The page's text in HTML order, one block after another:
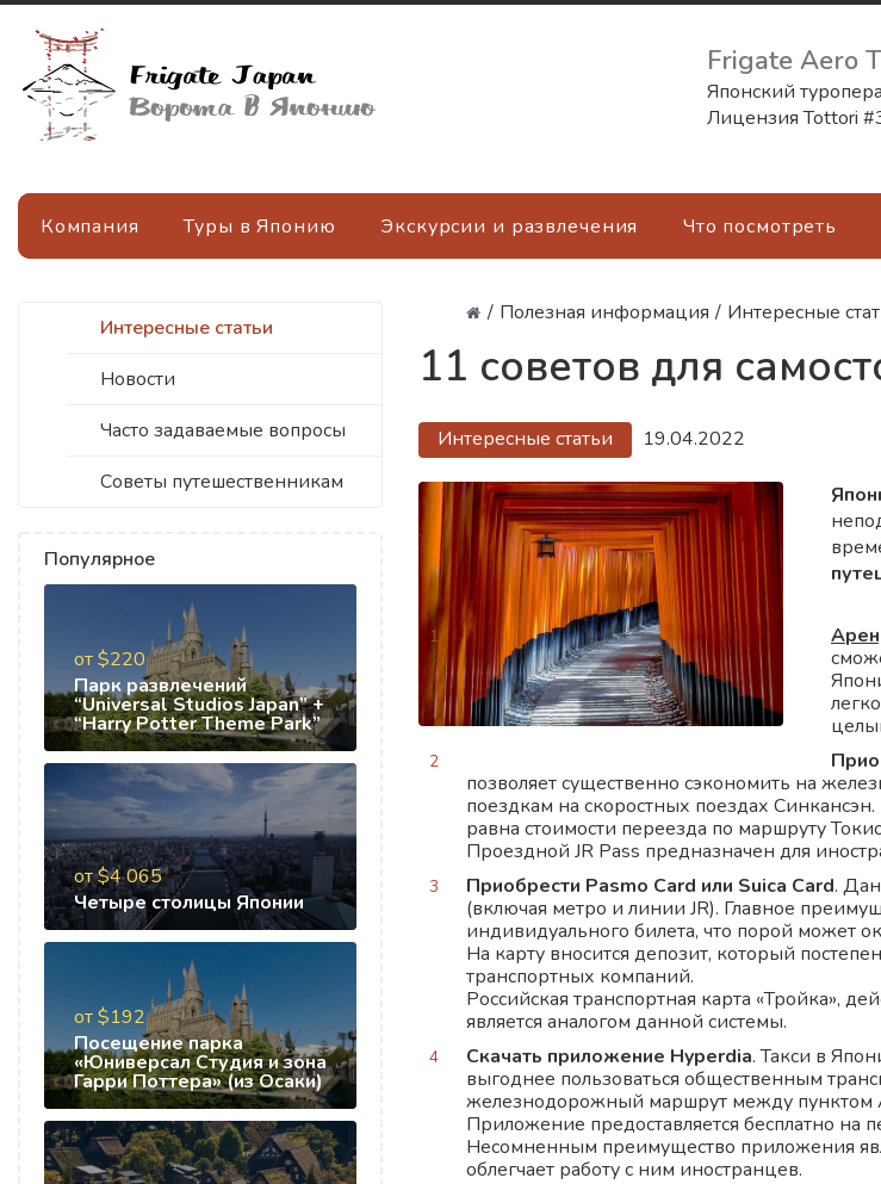
Frigate Aero
Японский
Лицензия Tottori
Компания Туры в Японию Экскурсии и развлечения Что посмотреть
/ Полезная информация / Интересные
11 советов для
Интересные статьи
Новости
Часто задаваемые вопросы
Советы путешественникам
Популярное
от $220
Парк развлечений
“Universal Studios Japan” +
“Harry Potter Theme Park”
от $4 065
Четыре столицы Японии
от $192
Посещение парка
«Юниверсал Студия и зона
Гарри Поттера» (из Осаки)
Интересные статьи 19.04.2022
позволяет существенно сэкономить на
поездкам на скоростных поездах
равна стоимости переезда по маршруту
Проездной JR Pass предназначен для
Приобрести Pasmo Card или Suica Card.
(включая метро и линии JR). Главное
индивидуального билета, что порой может
На карту вносится депозит, который
транспортных компаний.
Российская транспортная карта «Тройка»,
является аналогом данной системы.
Скачать приложение Hyperdia. Такси в
выгоднее пользоваться общественным
железнодорожный маршрут между пунктом
Приложение предоставляется бесплатно на
Несомненным преимущество приложения
облегчает работу с ним иностранцев.